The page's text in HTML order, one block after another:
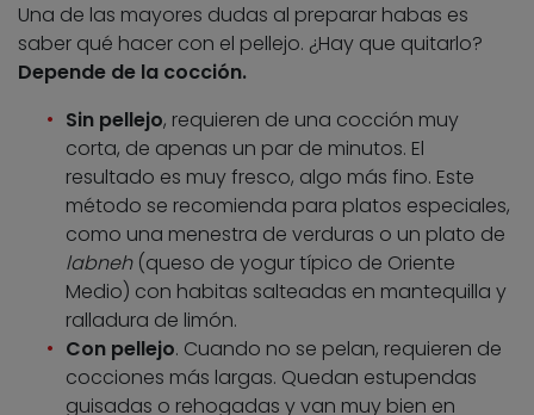
Una de las mayores dudas al preparar habas es
saber qué hacer con el pellejo. ¿Hay que quitarlo?
Depende de la cocción.
Sin pellejo, requieren de una cocción muy
corta, de apenas un par de minutos. El
resultado es muy fresco, algo más fino. Este
método se recomienda para platos especiales,
como una menestra de verduras o un plato de
labneh(queso de yogur típico de Oriente
Medio) con habitas salteadas en mantequilla y
ralladura de limón.
Con pellejo. Cuando no se pelan, requieren de
cocciones más largas. Quedan estupendas
guisadas o rehogadas y van muy bien en